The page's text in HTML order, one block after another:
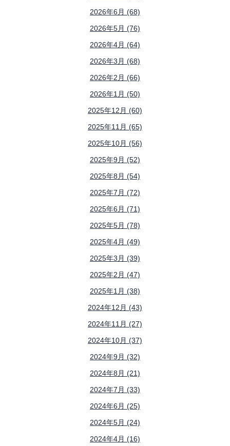
2026年6月 (68)
2026年5月 (76)
2026年4月 (64)
2026年3月 (68)
2026年2月 (66)
2026年1月 (50)
2025年12月 (60)
2025年11月 (65)
2025年10月 (56)
2025年9月 (52)
2025年8月 (54)
2025年7月 (72)
2025年6月 (71)
2025年5月 (78)
2025年4月 (49)
2025年3月 (39)
2025年2月 (47)
2025年1月 (38)
2024年12月 (43)
2024年11月 (27)
2024年10月 (37)
2024年9月 (32)
2024年8月 (21)
2024年7月 (33)
2024年6月 (25)
2024年5月 (24)
2024年4月 (16)